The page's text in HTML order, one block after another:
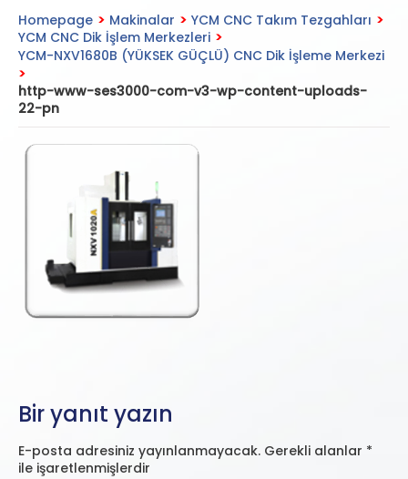
Homepage > Makinalar > YCM CNC Takım Tezgahları >
YCM CNC Dik İşlem Merkezleri >
YCM-NXV1680B (YÜKSEK GÜÇLÜ) CNC Dik İşleme Merkezi
>
http-www-ses3000-com-v3-wp-content-uploads-
22-pn
Bir yanıt yazın
E-posta adresiniz yayınlanmayacak. Gerekli alanlar *
ile işaretlenmişlerdir